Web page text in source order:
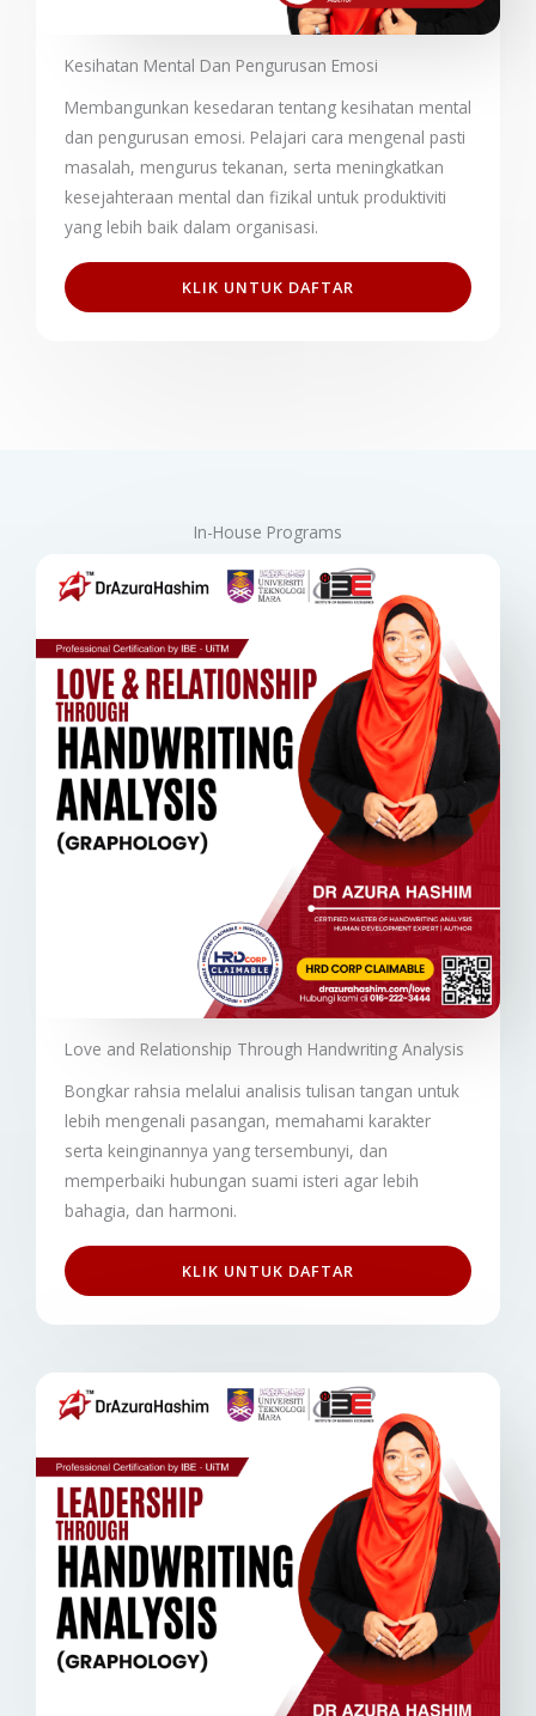
Kesihatan Mental Dan Pengurusan Emosi
Membangunkan kesedaran tentang kesihatan mental
dan pengurusan emosi. Pelajari cara mengenal pasti
masalah, mengurus tekanan, serta meningkatkan
kesejahteraan mental dan fizikal untuk produktiviti
yang lebih baik dalam organisasi.
KLIK UNTUK DAFTAR
In-House Programs
Love and Relationship Through Handwriting Analysis
Bongkar rahsia melalui analisis tulisan tangan untuk
lebih mengenali pasangan, memahami karakter
serta keinginannya yang tersembunyi, dan
memperbaiki hubungan suami isteri agar lebih
bahagia, dan harmoni.
KLIK UNTUK DAFTAR